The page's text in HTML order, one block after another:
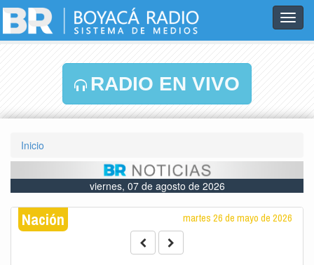
RADIO EN VIVO
Inicio
viernes, 07 de agosto de 2026
Nación martes 26 de mayo de 2026